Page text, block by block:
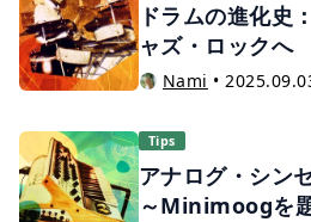
ドラムの進化史
ャズ・ロックへ
Nami •
Tips
アナログ・シン
～Minimoogを